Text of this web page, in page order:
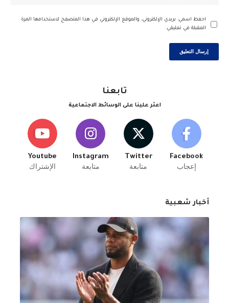
احفظ اسمي، بريدي الإلكتروني، والموقع الإلكتروني في هذا المتصفح لاستخدامها المرة
المقبلة في تعليقي.
تابعنا
اعثر علينا على الوسائط الاجتماعية
Facebook
إعجاب
Twitter
متابعة
Instagram
متابعة
Youtube
الإشتراك
أخبار شعبية